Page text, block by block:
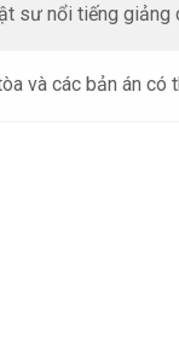
sư nổi tiếng giảng
và các bản án có